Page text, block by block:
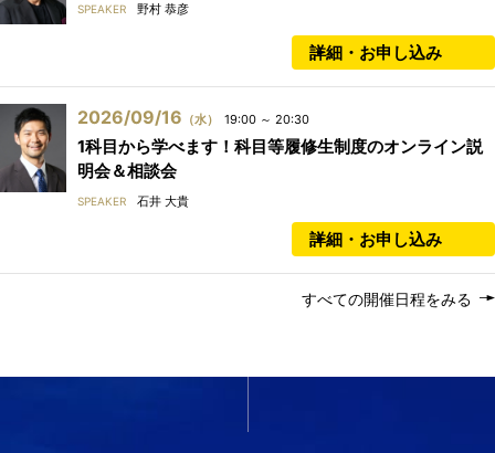
SPEAKER 野村 恭彦
詳細・お申し込み
2026/09/16 （水） 19:00 ～ 20:30
1科目から学べます！科目等履修生制度のオンライン説
明会＆相談会
SPEAKER 石井 大貴
詳細・お申し込み
すべての開催日程をみる